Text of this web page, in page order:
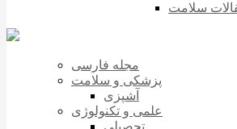
سلامت
مجله فارسی
پزشکی و سلامت
آشپزی
علمی و تکنولوژی
تحصیلی